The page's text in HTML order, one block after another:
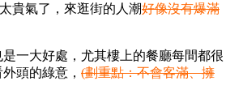
貴氣了，來逛街的人潮好像沒有爆滿
一大好處，尤其樓上的餐廳每間都很
頭的綠意， (劃重點：不會客滿、擁